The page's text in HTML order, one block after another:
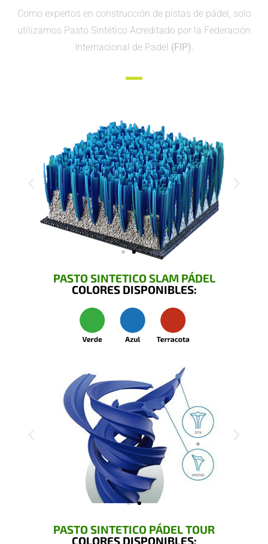
Como expertos en construcción de pistas de pádel, solo
utilizamos Pasto Sintético Acreditado por la Federación
Internacional de Padel (FIP).
PASTO SINTETICO SLAM PÁDEL
COLORES DISPONIBLES:
PASTO SINTETICO PÁDEL TOUR
COLORES DISPONIBLES: